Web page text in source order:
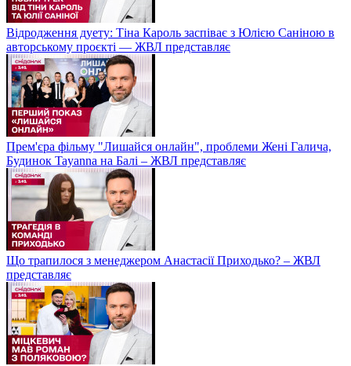
Відродження дуету: Тіна Кароль заспіває з Юлією Саніною в
авторському проєкті — ЖВЛ представляє
Прем'єра фільму "Лишайся онлайн", проблеми Жені Галича,
Будинок Tayanna на Балі – ЖВЛ представляє
Що трапилося з менеджером Анастасії Приходько? – ЖВЛ
представляє